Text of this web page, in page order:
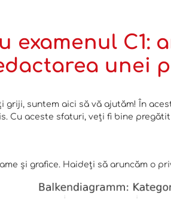
examenul C1:
unei
griji, suntem aici să vă ajutăm! În
Cu aceste sfaturi, veți fi bine
și grafice. Haideți să aruncăm o